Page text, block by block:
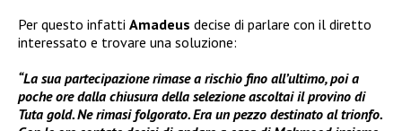
Per questo infatti Amadeus decise di parlare con il diretto
interessato e trovare una soluzione:
“La sua partecipazione rimase a rischio fino all’ultimo, poi a
poche ore dalla chiusura della selezione ascoltai il provino di
Tuta gold. Ne rimasi folgorato. Era un pezzo destinato al trionfo.